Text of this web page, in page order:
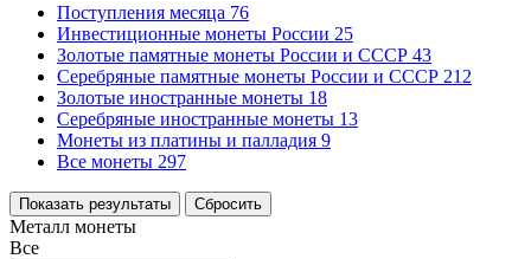
Поступления месяца 76
Инвестиционные монеты России 25
Золотые памятные монеты России и СССР 43
Серебряные памятные монеты России и СССР 212
Золотые иностранные монеты 18
Серебряные иностранные монеты 13
Монеты из платины и палладия 9
Все монеты 297
Показать результаты Сбросить
Металл монеты
Все